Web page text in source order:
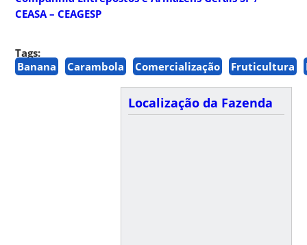
CEASA – CEAGESP
Tags:
Banana
Carambola Comercialização Fruticultura
Localização da Fazenda